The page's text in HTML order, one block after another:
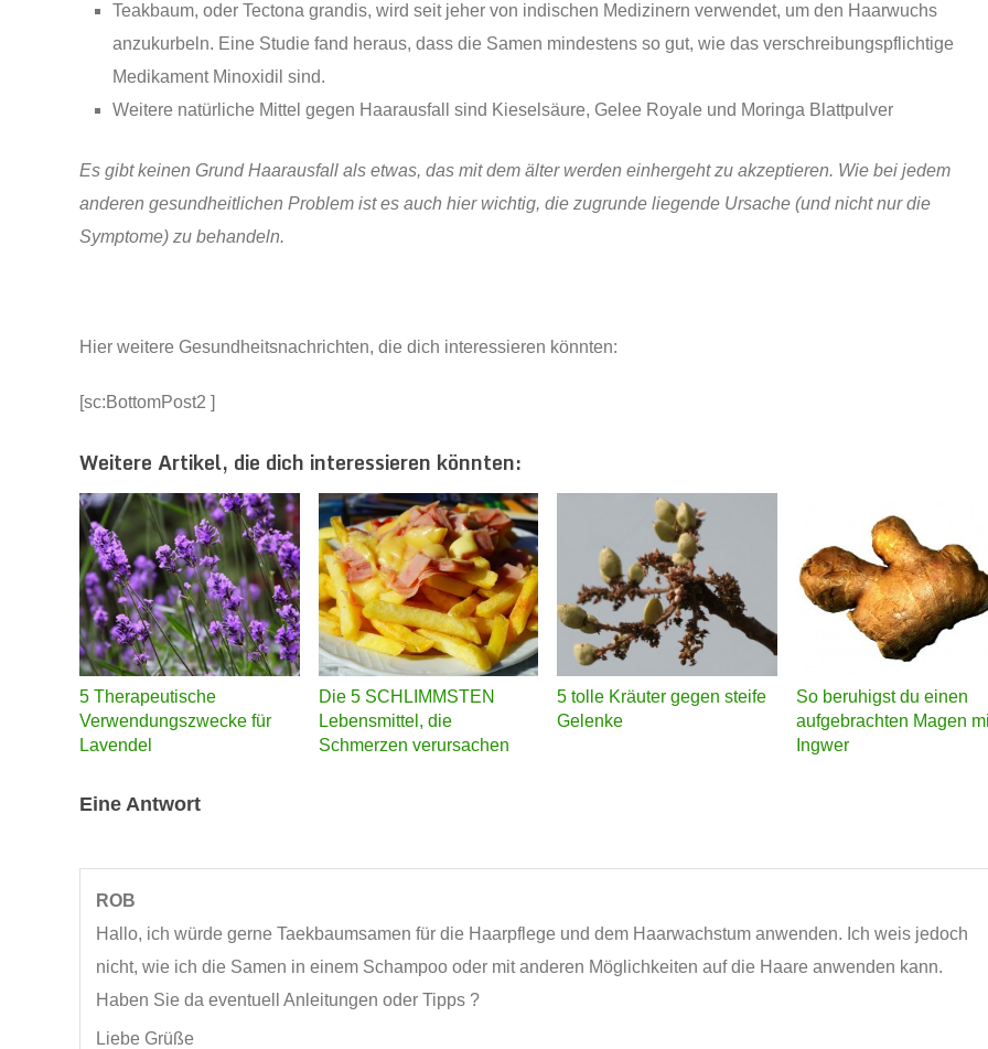
Teakbaum, oder Tectona grandis, wird seit jeher von indischen Medizinern verwendet, um den Haarwuchs
anzukurbeln. Eine Studie fand heraus, dass die Samen mindestens so gut, wie das verschreibungspflichtige
Medikament Minoxidil sind.
Weitere natürliche Mittel gegen Haarausfall sind Kieselsäure, Gelee Royale und Moringa Blattpulver
Es gibt keinen Grund Haarausfall als etwas, das mit dem älter werden einhergeht zu akzeptieren. Wie bei jedem
anderen gesundheitlichen Problem ist es auch hier wichtig, die zugrunde liegende Ursache (und nicht nur die
Symptome) zu behandeln.
Hier weitere Gesundheitsnachrichten, die dich interessieren könnten:
[sc:BottomPost2 ]
Weitere Artikel, die dich interessieren könnten:
5 Therapeutische
Verwendungszwecke für
Lavendel
Die 5 SCHLIMMSTEN
Lebensmittel, die
Schmerzen verursachen
5 tolle Kräuter gegen steife
Gelenke
So beruhigst du einen
aufgebrachten Magen
Ingwer
Eine Antwort
ROB
Hallo, ich würde gerne Taekbaumsamen für die Haarpflege und dem Haarwachstum anwenden. Ich weis jedoch
nicht, wie ich die Samen in einem Schampoo oder mit anderen Möglichkeiten auf die Haare anwenden kann.
Haben Sie da eventuell Anleitungen oder Tipps ?
Liebe Grüße